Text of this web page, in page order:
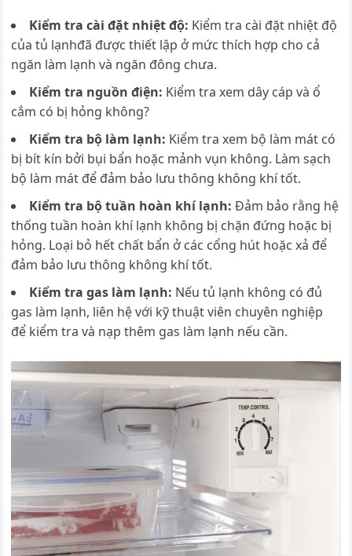
Kiểm tra cài đặt nhiệt độ: Kiểm tra cài đặt nhiệt độ
của tủ lạnhđã được thiết lập ở mức thích hợp cho cả
ngăn làm lạnh và ngăn đông chưa.
Kiểm tra nguồn điện: Kiểm tra xem dây cáp và ổ
cắm có bị hỏng không?
Kiểm tra bộ làm lạnh: Kiểm tra xem bộ làm mát có
bị bít kín bởi bụi bẩn hoặc mảnh vụn không. Làm sạch
bộ làm mát để đảm bảo lưu thông không khí tốt.
Kiểm tra bộ tuần hoàn khí lạnh: Đảm bảo rằng hệ
thống tuần hoàn khí lạnh không bị chặn đứng hoặc bị
hỏng. Loại bỏ hết chất bẩn ở các cổng hút hoặc xả để
đảm bảo lưu thông không khí tốt.
Kiểm tra gas làm lạnh: Nếu tủ lạnh không có đủ
gas làm lạnh, liên hệ với kỹ thuật viên chuyên nghiệp
để kiểm tra và nạp thêm gas làm lạnh nếu cần.